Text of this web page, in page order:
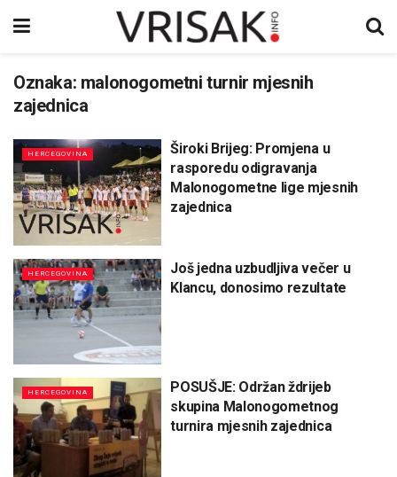
Oznaka: malonogometni turnir mjesnih
zajednica
HERCEGOVINA
Široki Brijeg: Promjena u
rasporedu odigravanja
Malonogometne lige mjesnih
zajednica
HERCEGOVINA
Još jedna uzbudljiva večer u
Klancu, donosimo rezultate
HERCEGOVINA
POSUŠJE: Održan ždrijeb
skupina Malonogometnog
turnira mjesnih zajednica